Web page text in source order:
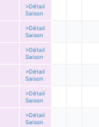
>Détail
Saison
>Détail
Saison
>Détail
Saison
>Détail
Saison
>Détail
Saison
>Détail
Saison